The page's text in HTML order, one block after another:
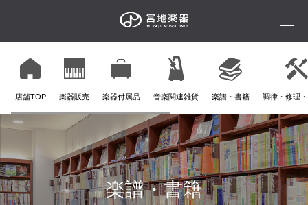
店舗TOP 楽器販売 楽器付属品 音楽関連雑貨 楽譜・書籍 調律・修理
楽譜・書籍